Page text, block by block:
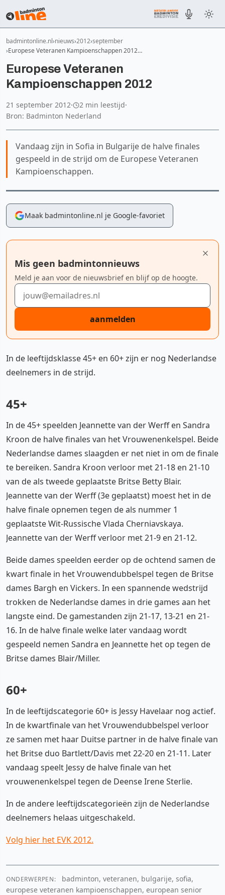
badmintonline.nl nieuws 2012 september
Europese Veteranen Kampioenschappen 2012…
Europese Veteranen
Kampioenschappen 2012
21 september 2012· 2 min leestijd·
Bron: Badminton Nederland
Vandaag zijn in Sofia in Bulgarije de halve finales
gespeeld in de strijd om de Europese Veteranen
Kampioenschappen.
Maak badmintonline.nl je Google-favoriet
Mis geen badmintonnieuws
Meld je aan voor de nieuwsbrief en blijf op de hoogte.
E-mailadres
aanmelden
In de leeftijdsklasse 45+ en 60+ zijn er nog Nederlandse
deelnemers in de strijd.
45+
In de 45+ speelden Jeannette van der Werff en Sandra
Kroon de halve finales van het Vrouwenenkelspel. Beide
Nederlandse dames slaagden er net niet in om de finale
te bereiken. Sandra Kroon verloor met 21-18 en 21-10
van de als tweede geplaatste Britse Betty Blair.
Jeannette van der Werff (3e geplaatst) moest het in de
halve finale opnemen tegen de als nummer 1
geplaatste Wit-Russische Vlada Cherniavskaya.
Jeannette van der Werff verloor met 21-9 en 21-12.
Beide dames speelden eerder op de ochtend samen de
kwart finale in het Vrouwendubbelspel tegen de Britse
dames Bargh en Vickers. In een spannende wedstrijd
trokken de Nederlandse dames in drie games aan het
langste eind. De gamestanden zijn 21-17, 13-21 en 21-
16. In de halve finale welke later vandaag wordt
gespeeld nemen Sandra en Jeannette het op tegen de
Britse dames Blair/Miller.
60+
In de leeftijdscategorie 60+ is Jessy Havelaar nog actief.
In de kwartfinale van het Vrouwendubbelspel verloor
ze samen met haar Duitse partner in de halve finale van
het Britse duo Bartlett/Davis met 22-20 en 21-11. Later
vandaag speelt Jessy de halve finale van het
vrouwenenkelspel tegen de Deense Irene Sterlie.
In de andere leeftijdscategorieën zijn de Nederlandse
deelnemers helaas uitgeschakeld.
Volg hier het EVK 2012.
ONDERWERPEN:
badminton, veteranen, bulgarije, sofia,
europese veteranen kampioenschappen, european senior